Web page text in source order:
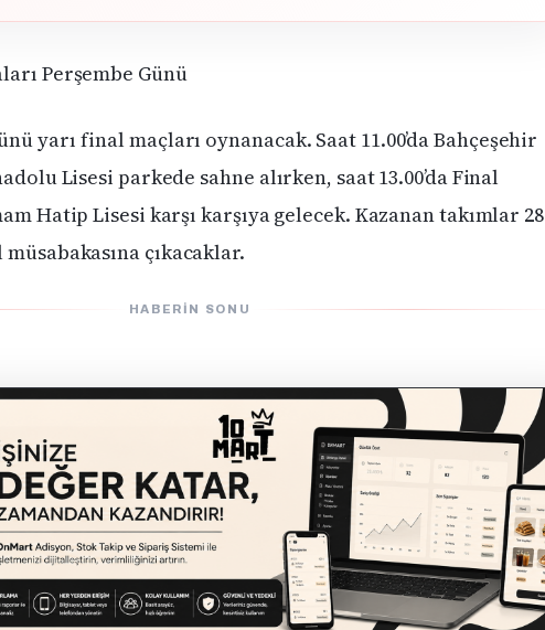
Perşembe Günü
yarı final maçları oynanacak. Saat 11.00’da Bahçeşehir
Lisesi parkede sahne alırken, saat 13.00’da Final
Hatip Lisesi karşı karşıya gelecek. Kazanan takımlar 28
çıkacaklar.
HABERIN SONU